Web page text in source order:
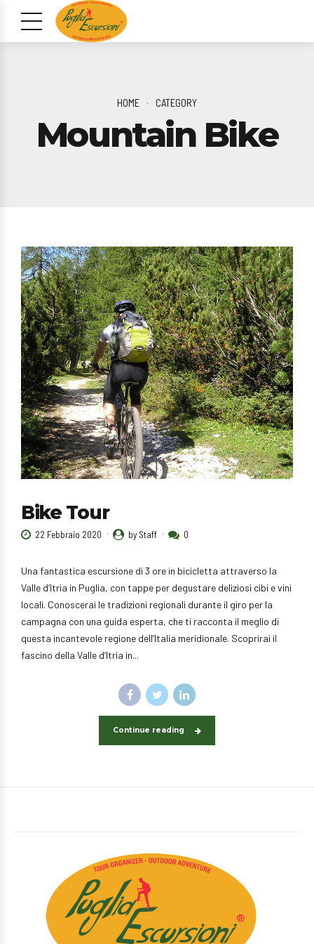
HOME CATEGORY
Mountain Bike
Bike Tour
22 Febbraio 2020 by Staff 0
Una fantastica escursione di 3 ore in bicicletta attraverso la
Valle d’Itria in Puglia, con tappe per degustare deliziosi cibi e vini
locali. Conoscerai le tradizioni regionali durante il giro per la
campagna con una guida esperta, che ti racconta il meglio di
questa incantevole regione dell’Italia meridionale. Scoprirai il
fascino della Valle d’Itria in...
Continue reading